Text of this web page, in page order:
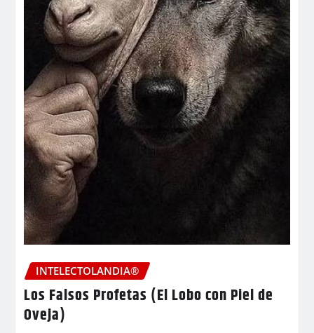
INTELECTOLANDIA®
Los Falsos Profetas (El Lobo con Piel de
Oveja)